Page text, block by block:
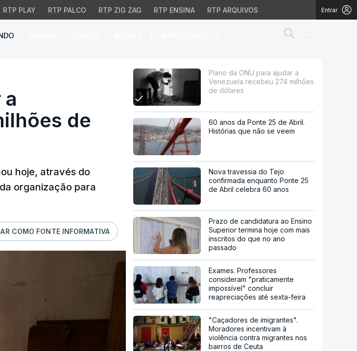
RTP PLAY RTP PALCO RTP ZIG ZAG RTP ENSINA RTP ARQUIVOS Entrar
Venezuela recebeu 274 milhões de
de
hoje, através do
organização para
COMO FONTE INFORMATIVA
Plano da ONU para ajudar a
Venezuela recebeu 274 milhões
de dólares
60 anos da Ponte 25 de Abril.
Histórias que não se veem
Nova travessia do Tejo
confirmada enquanto Ponte 25
de Abril celebra 60 anos
Prazo de candidatura ao Ensino
Superior termina hoje com mais
inscritos do que no ano
passado
Exames. Professores
consideram "praticamente
impossível" concluir
reapreciações até sexta-feira
"Caçadores de imigrantes".
Moradores incentivam à
violência contra migrantes nos
bairros de Ceuta